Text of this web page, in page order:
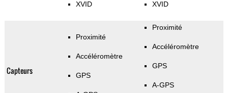
XVID XVID
Capteurs
Proximité
Accéléromètre
GPS
Proximité
Accéléromètre
GPS
A-GPS